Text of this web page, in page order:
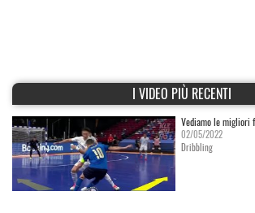
I VIDEO PIÙ RECENTI
Vediamo le migliori
02/05/2022
Dribbling